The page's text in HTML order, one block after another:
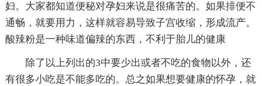
妇。大家都知道便秘对孕妇来说是很痛苦的。如果排便不
通畅，就要用力，这样就容易导致子宫收缩，形成流产。
酸辣粉是一种味道偏辣的东西，不利于胎儿的健康
除了以上列出的3中要少出或者不吃的食物以外，还
有很多小吃是不能多吃的。总之如果想要健康的怀孕，就